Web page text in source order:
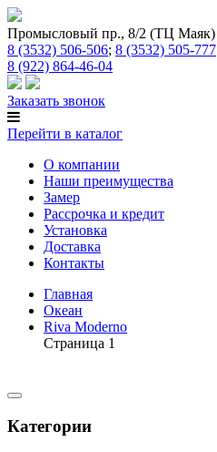
Промысловый пр., 8/2 (ТЦ Маяк)
8 (3532) 506-506; 8 (3532) 505-777
8 (922) 864-46-04
Заказать звонок
Перейти в каталог
О компании
Наши преимущества
Замер
Рассрочка и кредит
Установка
Доставка
Контакты
Главная
Океан
Riva Moderno
Страница 1
Категории